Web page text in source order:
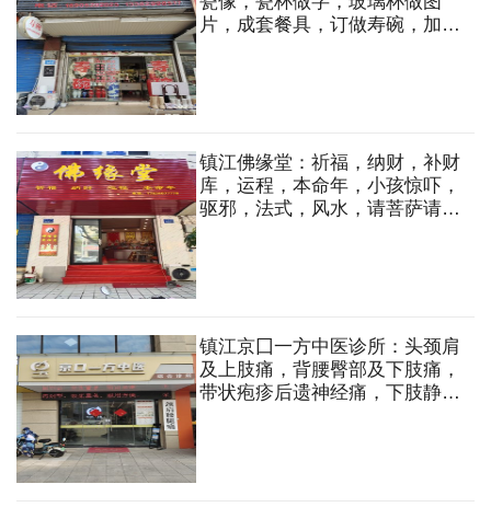
片，成套餐具，订做寿碗，加印
镇江佛缘堂：祈福，纳财，补财
库，运程，本命年，小孩惊吓，
驱邪，法式，风水，请菩萨请财
镇江京囗一方中医诊所：头颈肩
及上肢痛，背腰臀部及下肢痛，
带状疱疹后遗神经痛，下肢静脉